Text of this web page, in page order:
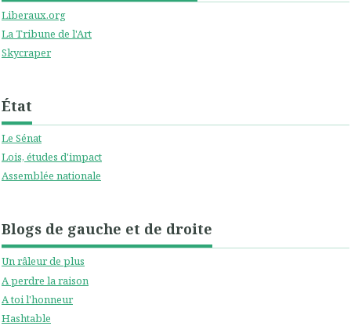
Liberaux.org
La Tribune de l'Art
Skycraper
État
Le Sénat
Lois, études d'impact
Assemblée nationale
Blogs de gauche et de droite
Un râleur de plus
A perdre la raison
A toi l'honneur
Hashtable